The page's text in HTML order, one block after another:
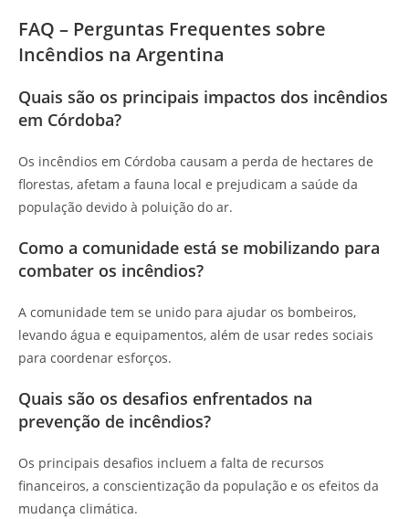
FAQ – Perguntas Frequentes sobre
Incêndios na Argentina
Quais são os principais impactos dos incêndios
em Córdoba?
Os incêndios em Córdoba causam a perda de hectares de
florestas, afetam a fauna local e prejudicam a saúde da
população devido à poluição do ar.
Como a comunidade está se mobilizando para
combater os incêndios?
A comunidade tem se unido para ajudar os bombeiros,
levando água e equipamentos, além de usar redes sociais
para coordenar esforços.
Quais são os desafios enfrentados na
prevenção de incêndios?
Os principais desafios incluem a falta de recursos
financeiros, a conscientização da população e os efeitos da
mudança climática.